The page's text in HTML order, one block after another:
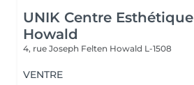
UNIK Centre Esthétique
Howald
4, rue Joseph Felten Howald L-1508
VENTRE